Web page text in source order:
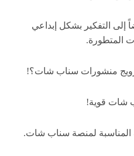
إلى التفكير بشكل إبداعي
المتطورة.
منشورات سناب شات؟!
شات قوية!
المناسبة لمنصة سناب شات.